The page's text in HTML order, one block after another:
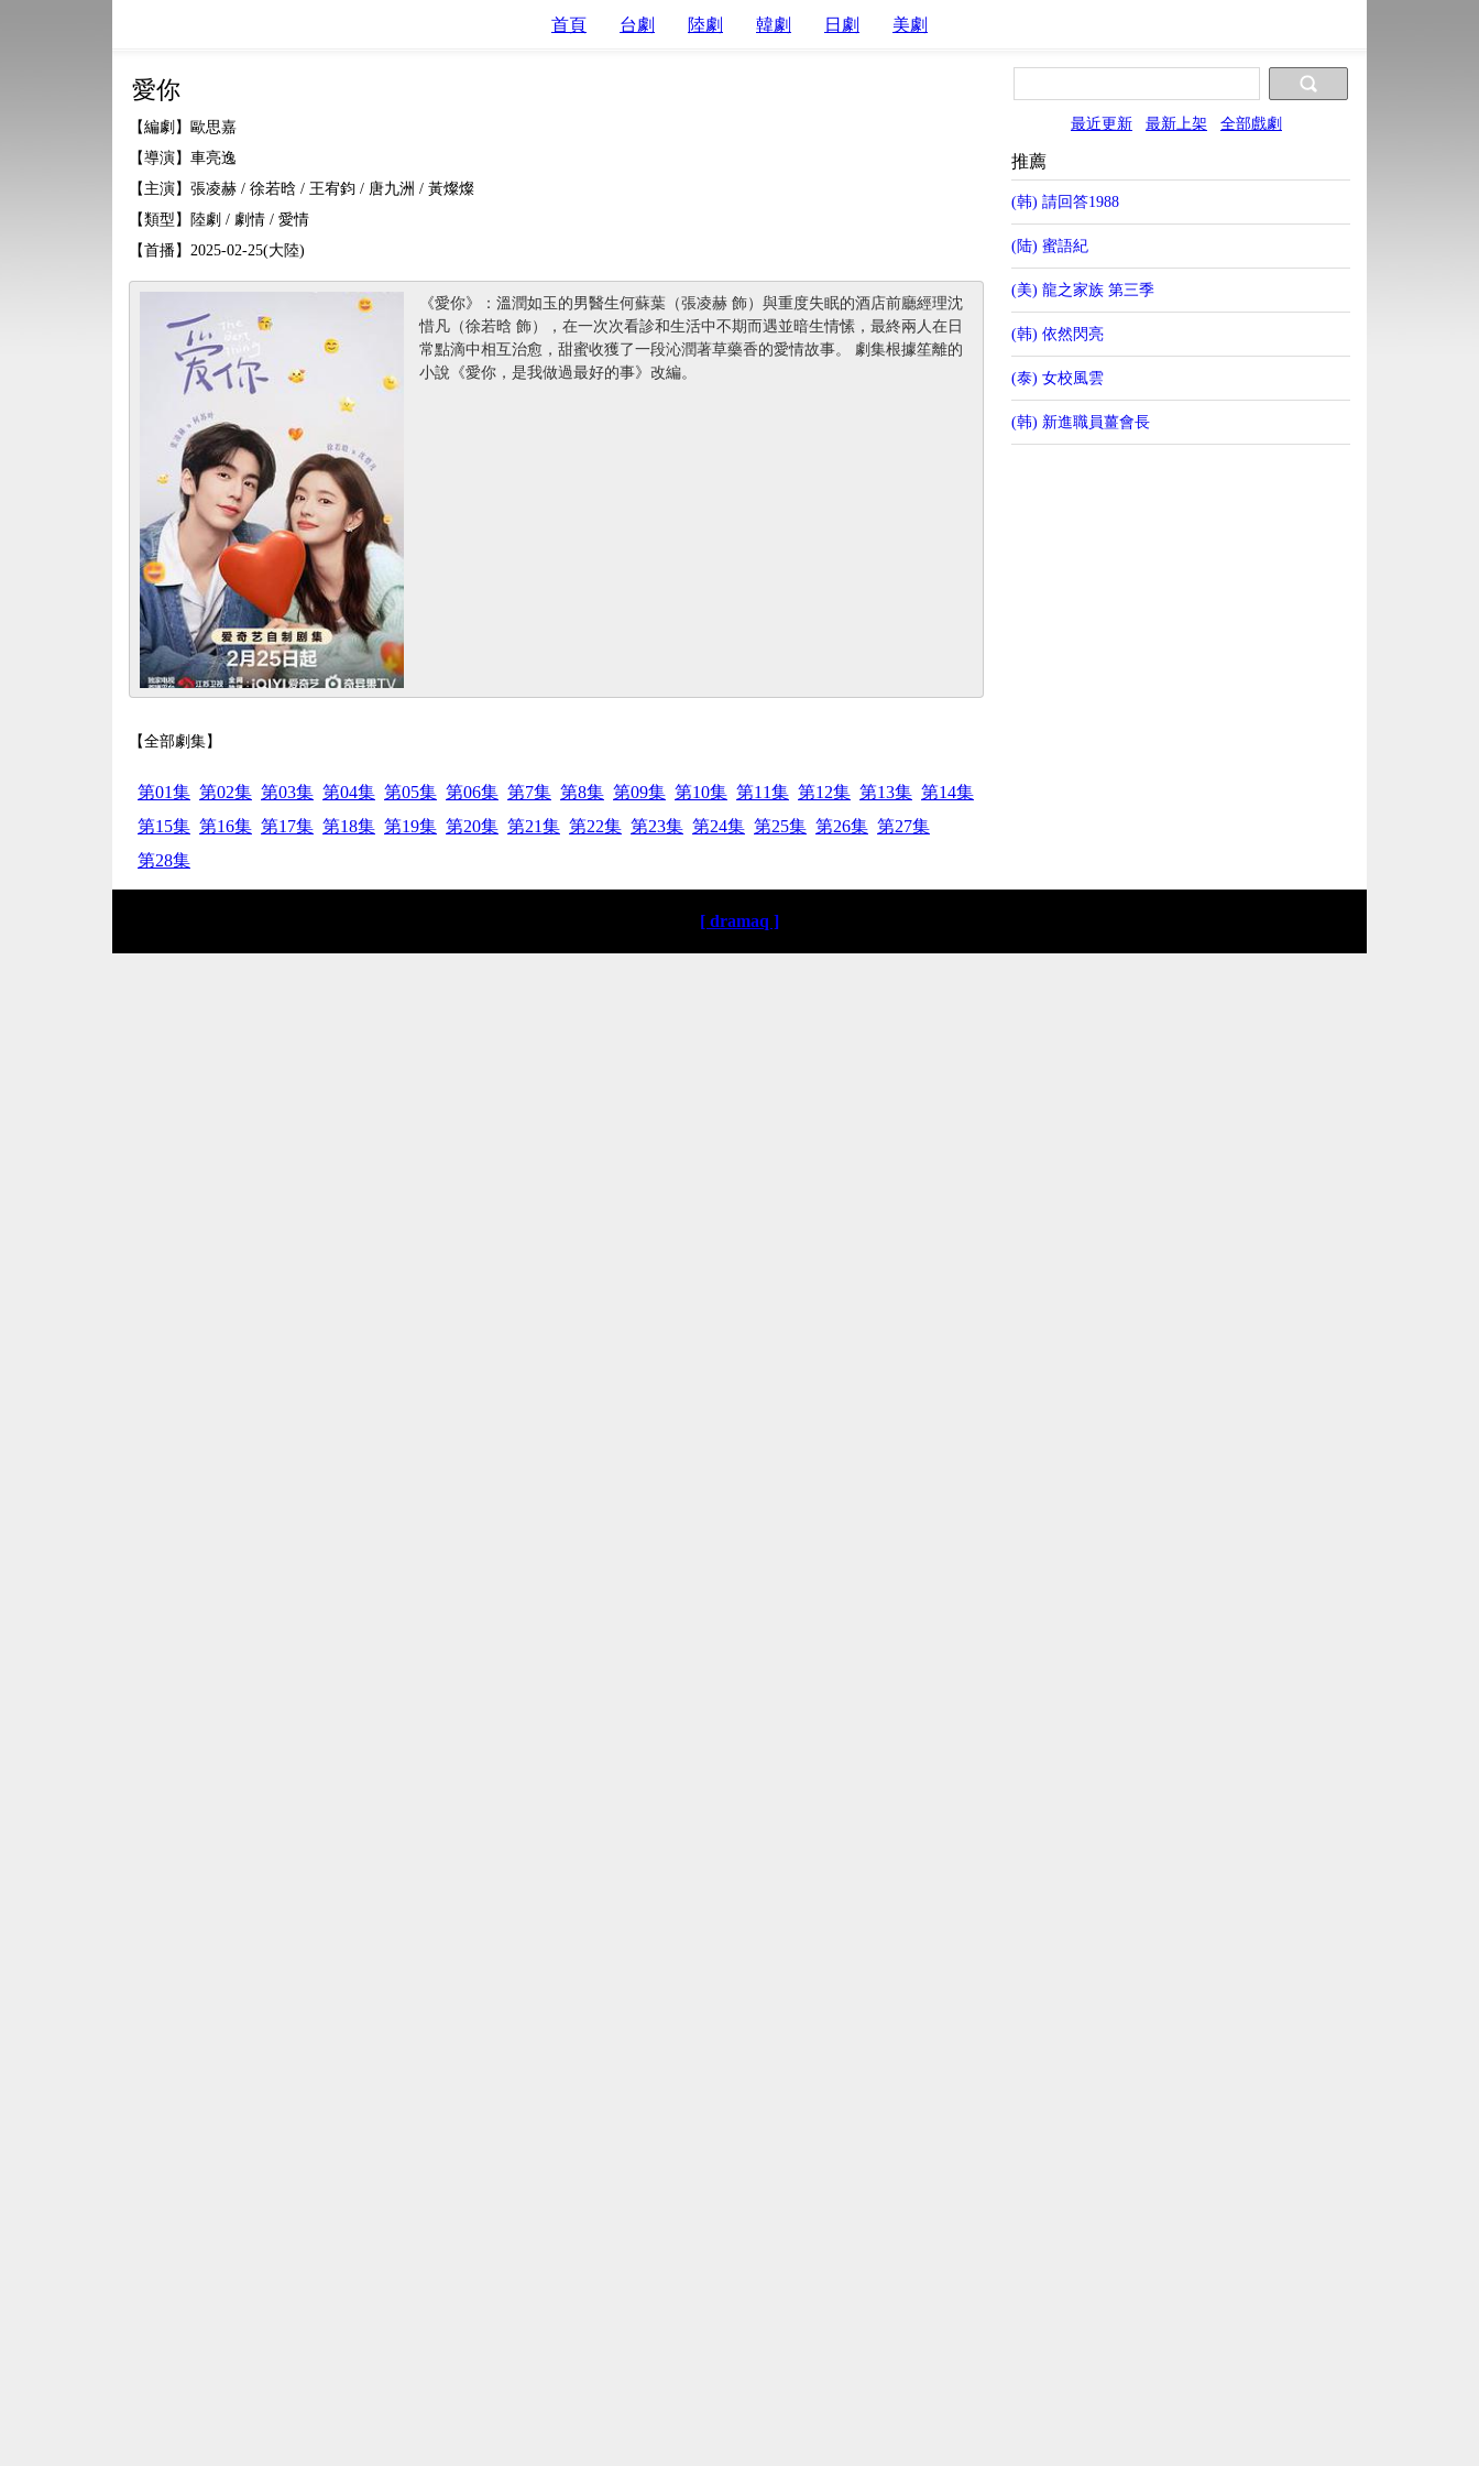
首頁 台劇 陸劇 韓劇 日劇 美劇
最近更新 最新上架 全部戲劇
愛你
【編劇】歐思嘉
【導演】車亮逸
【主演】張凌赫 / 徐若晗 / 王宥鈞 / 唐九洲 / 黃燦燦
【類型】陸劇 / 劇情 / 愛情
【首播】2025-02-25(大陸)
《愛你》：溫潤如玉的男醫生何蘇葉（張凌赫 飾）與重度失眠的酒店前廳經理沈
惜凡（徐若晗 飾），在一次次看診和生活中不期而遇並暗生情愫，最終兩人在日
常點滴中相互治愈，甜蜜收獲了一段沁潤著草藥香的愛情故事。 劇集根據笙離的
小說《愛你，是我做過最好的事》改編。
【全部劇集】
第01集 第02集 第03集 第04集 第05集 第06集 第7集 第8集 第09集 第10集 第11集 第12集 第13集 第14集
第15集 第16集 第17集 第18集 第19集 第20集 第21集 第22集 第23集 第24集 第25集 第26集 第27集
第28集
推薦
(韩) 請回答1988
(陆) 蜜語紀
(美) 龍之家族 第三季
(韩) 依然閃亮
(泰) 女校風雲
(韩) 新進職員薑會長
[ dramaq ]